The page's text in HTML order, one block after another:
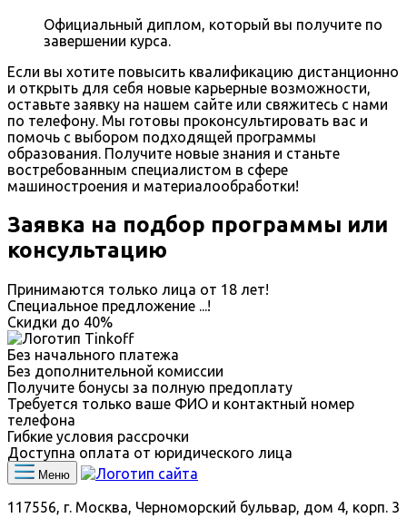
Официальный диплом, который вы получите по
завершении курса.
Если вы хотите повысить квалификацию дистанционно
и открыть для себя новые карьерные возможности,
оставьте заявку на нашем сайте или свяжитесь с нами
по телефону. Мы готовы проконсультировать вас и
помочь с выбором подходящей программы
образования. Получите новые знания и станьте
востребованным специалистом в сфере
машиностроения и материалообработки!
Заявка на подбор программы или
консультацию
Принимаются только лица от 18 лет!
Специальное предложение ...!
Скидки до 40%
Без начального платежа
Без дополнительной комиссии
Получите бонусы за полную предоплату
Требуется только ваше ФИО и контактный номер
телефона
Гибкие условия рассрочки
Доступна оплата от юридического лица
Меню
117556, г. Москва, Черноморский бульвар, дом 4, корп. 3